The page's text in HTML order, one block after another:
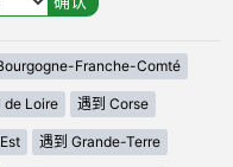
Franche-Comté
de Loire 遇到 Corse
遇到 Grande-Terre